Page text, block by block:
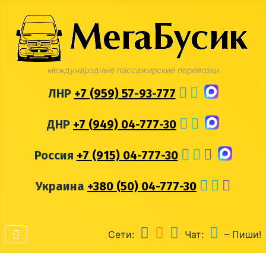
международные пассажирские перевозки
ЛНР +7 (959) 57-93-777
ДНР +7 (949) 04-777-30
Россия +7 (915) 04-777-30
Украина +380 (50) 04-777-30
Сети: Чат: – Пиши!